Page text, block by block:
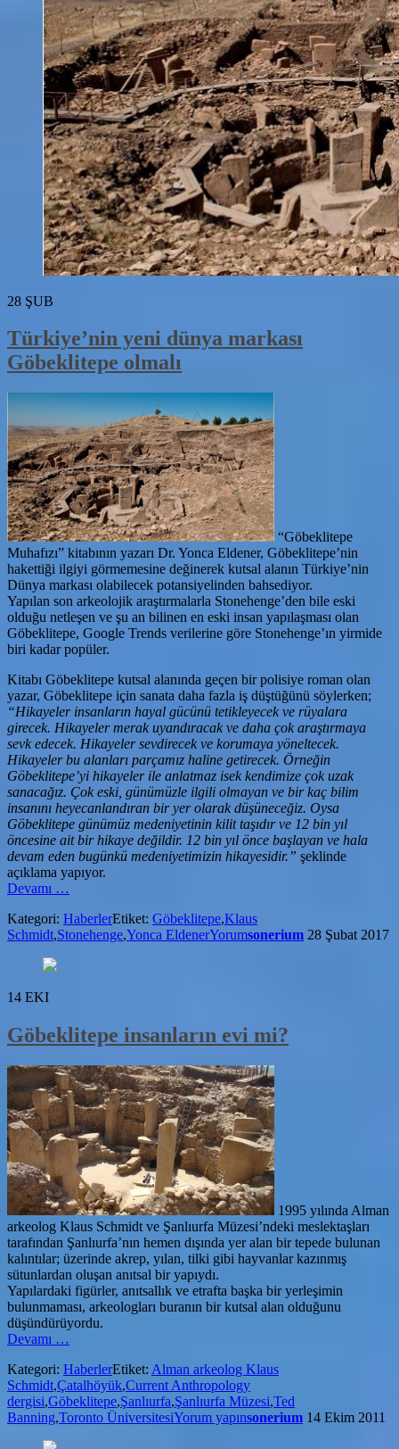
28 ŞUB
Türkiye’nin yeni dünya markası
Göbeklitepe olmalı
“Göbeklitepe
Muhafızı” kitabının yazarı Dr. Yonca Eldener, Göbeklitepe’nin
hakettiği ilgiyi görmemesine değinerek kutsal alanın Türkiye’nin
Dünya markası olabilecek potansiyelinden bahsediyor.
Yapılan son arkeolojik araştırmalarla Stonehenge’den bile eski
olduğu netleşen ve şu an bilinen en eski insan yapılaşması olan
Göbeklitepe, Google Trends verilerine göre Stonehenge’ın yirmide
biri kadar popüler.
Kitabı Göbeklitepe kutsal alanında geçen bir polisiye roman olan
yazar, Göbeklitepe için sanata daha fazla iş düştüğünü söylerken;
“Hikayeler insanların hayal gücünü tetikleyecek ve rüyalara
girecek. Hikayeler merak uyandıracak ve daha çok araştırmaya
sevk edecek. Hikayeler sevdirecek ve korumaya yöneltecek.
Hikayeler bu alanları parçamız haline getirecek. Örneğin
Göbeklitepe’yi hikayeler ile anlatmaz isek kendimize çok uzak
sanacağız. Çok eski, günümüzle ilgili olmayan ve bir kaç bilim
insanını heyecanlandıran bir yer olarak düşüneceğiz. Oysa
Göbeklitepe günümüz medeniyetinin kilit taşıdır ve 12 bin yıl
öncesine ait bir hikaye değildir. 12 bin yıl önce başlayan ve hala
devam eden bugünkü medeniyetimizin hikayesidir.” şeklinde
açıklama yapıyor.
Devamı
dünya
markası
olmalı
…
Kategori: HaberlerEtiket: Göbeklitepe,Klaus
Schmidt,Stonehenge,Yonca EldenerYorumsonerium 28 Şubat 2017
14 EKI
Göbeklitepe insanların evi mi?
1995 yılında Alman
arkeolog Klaus Schmidt ve Şanlıurfa Müzesi’ndeki meslektaşları
tarafından Şanlıurfa’nın hemen dışında yer alan bir tepede bulunan
kalıntılar; üzerinde akrep, yılan, tilki gibi hayvanlar kazınmış
sütunlardan oluşan anıtsal bir yapıydı.
Yapılardaki figürler, anıtsallık ve etrafta başka bir yerleşimin
bulunmaması, arkeologları buranın bir kutsal alan olduğunu
düşündürüyordu.
Devamı
evi
mi?
…
Kategori: HaberlerEtiket: Alman arkeolog Klaus
Schmidt,Çatalhöyük,Current Anthropology
dergisi,Göbeklitepe,Şanlıurfa,Şanlıurfa Müzesi,Ted
Banning,Toronto ÜniversitesiYorum yapınsonerium 14 Ekim 2011